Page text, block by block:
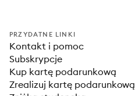
PRZYDATNE LINKI
Kontakt i pomoc
Subskrypcje
Kup kartę podarunkową
Zrealizuj kartę podarunkową